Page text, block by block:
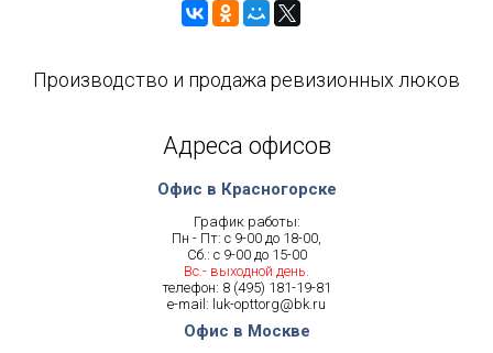
Производство и продажа ревизионных люков
Адреса офисов
Офис в Красногорске
График работы:
Пн - Пт: с 9-00 до 18-00,
Сб.: с 9-00 до 15-00
Вс.- выходной день.
телефон: 8 (495) 181-19-81
e-mail: luk-opttorg@bk.ru
Офис в Москве